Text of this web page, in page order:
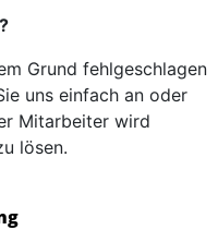
Grund fehlgeschlagen
uns einfach an oder
Mitarbeiter wird
lösen.